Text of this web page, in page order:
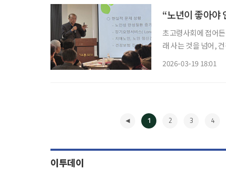
“노년이 좋아야
초고령사회에 접어
래 사는 것을 넘어,
2026-03-19 18:01
1 2 3 4
이투데이